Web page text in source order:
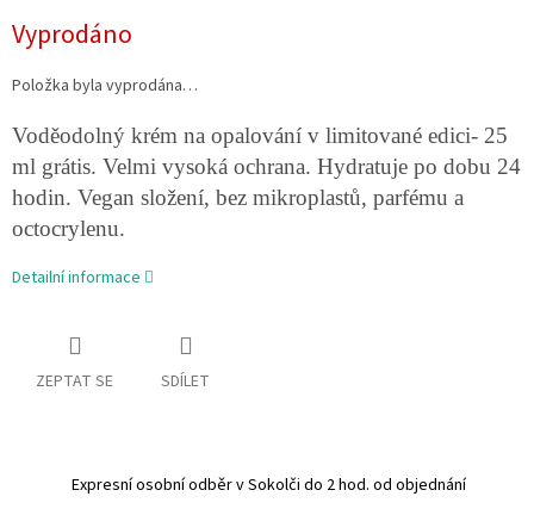
cena:
Vyprodáno
Položka byla vyprodána…
Voděodolný krém na opalování v limitované edici- 25
ml grátis. Velmi vysoká ochrana. Hydratuje po dobu 24
hodin. Vegan složení, bez mikroplastů, parfému a
octocrylenu.
Detailní informace
ZEPTAT SE SDÍLET
Expresní osobní odběr v Sokolči do 2 hod. od objednání